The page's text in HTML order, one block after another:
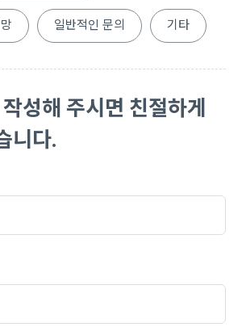
일반적인 문의 기타
성해 주시면 친절하게
니다.